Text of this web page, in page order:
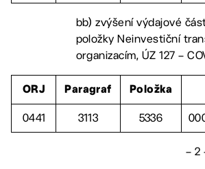
bb) zvýšení výdajové
položky Neinvestiční
organizacím, ÚZ 127 –
ORJ Paragraf Položka
0441 3113 5336
– 2